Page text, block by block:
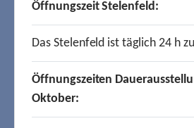
Öffnungszeit Stelenfeld:
Das Stelenfeld ist täglich 24 h
Öffnungszeiten
Oktober: